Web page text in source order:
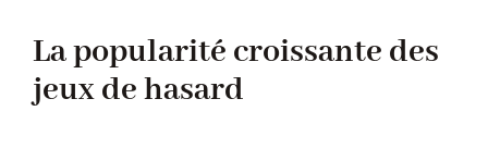
La popularité croissante des
jeux de hasard